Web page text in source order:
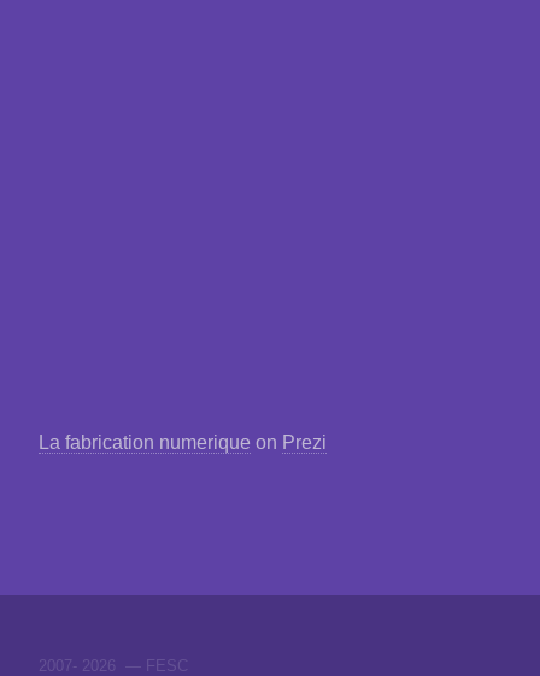
La fabrication numerique on Prezi
2007- 2026 — FESC